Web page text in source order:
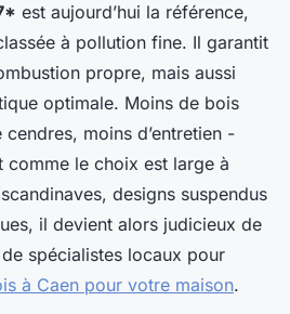
est aujourd’hui la référence,
à pollution fine. Il garantit
propre, mais aussi
optimale. Moins de bois
moins d’entretien -
comme le choix est large à
designs suspendus
il devient alors judicieux de
spécialistes locaux pour
à Caen pour votre maison.